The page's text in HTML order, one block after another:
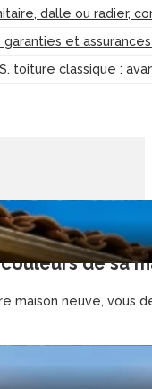
dalle ou radier,
garanties et
toiture classique :
de sa
maison neuve, vous